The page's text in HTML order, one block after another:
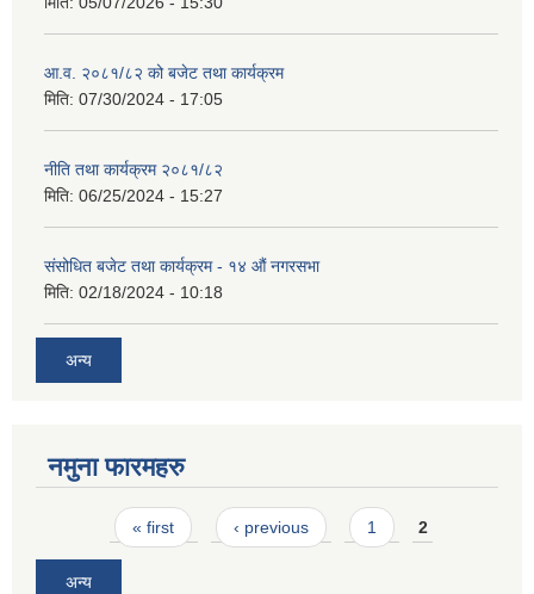
आ.व. २०८१/८२ को बजेट तथा कार्यक्रम
मिति: 07/30/2024 - 17:05
नीति तथा कार्यक्रम २०८१/८२
मिति: 06/25/2024 - 15:27
संसोधित बजेट तथा कार्यक्रम - १४ औं नगरसभा
मिति: 02/18/2024 - 10:18
अन्य
नमुना फारमहरु
Pages« first ‹ previous 1 2
अन्य